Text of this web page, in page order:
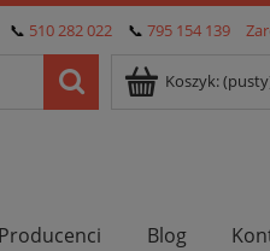
📞 510 282 022 📞 795 154 139
Koszyk:
Blog